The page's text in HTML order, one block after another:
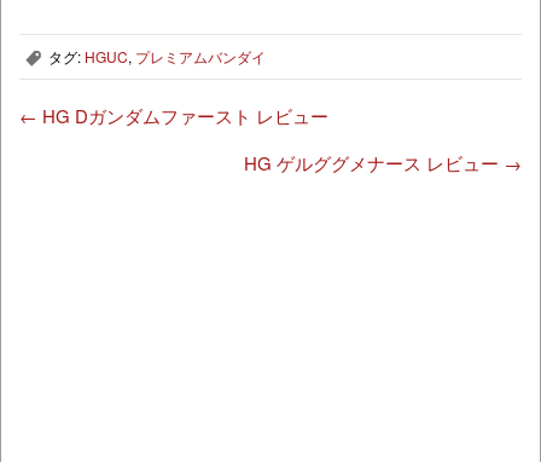
, タグ: HGUC, プレミアムバンダイ
← HG Dガンダムファースト レビュー
HG ゲルググメナース レビュー →